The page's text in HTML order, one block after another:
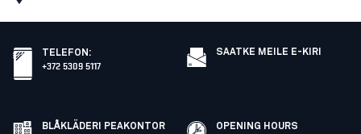
TELEFON :
+372 5309 5117
SAATKE MEILE E-KIRI
BLÅKLÄDERI PEAKONTOR
OPENING HOURS